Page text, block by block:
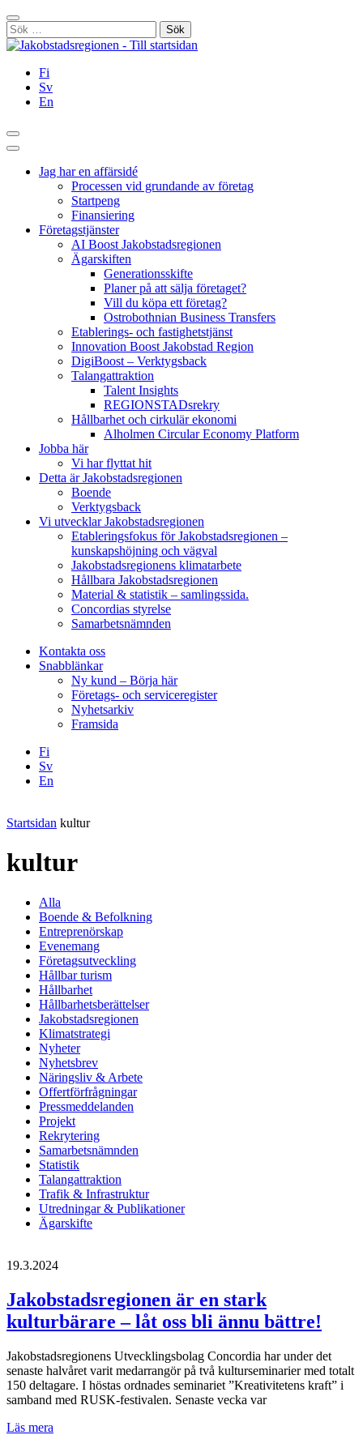
Hoppa
till
innehållet
Stäng
Sök
efter:
Fi
Sv
En
Sök
Huvudmeny
Jag har en affärsidé
Processen vid grundande av företag
Startpeng
Finansiering
Företagstjänster
AI Boost Jakobstadsregionen
Ägarskiften
Generationsskifte
Planer på att sälja företaget?
Vill du köpa ett företag?
Ostrobothnian Business Transfers
Etablerings- och fastighetstjänst
Innovation Boost Jakobstad Region
DigiBoost – Verktygsback
Talangattraktion
Talent Insights
REGIONSTADsrekry
Hållbarhet och cirkulär ekonomi
Alholmen Circular Economy Platform
Jobba här
Vi har flyttat hit
Detta är Jakobstadsregionen
Boende
Verktygsback
Vi utvecklar Jakobstadsregionen
Etableringsfokus för Jakobstadsregionen –
kunskapshöjning och vägval
Jakobstadsregionens klimatarbete
Hållbara Jakobstadsregionen
Material & statistik – samlingssida.
Concordias styrelse
Samarbetsnämnden
Kontakta oss
Snabblänkar
Ny kund – Börja här
Företags- och serviceregister
Nyhetsarkiv
Framsida
Fi
Sv
En
Startsidan kultur
kultur
Alla
Boende & Befolkning
Entreprenörskap
Evenemang
Företagsutveckling
Hållbar turism
Hållbarhet
Hållbarhetsberättelser
Jakobstadsregionen
Klimatstrategi
Nyheter
Nyhetsbrev
Näringsliv & Arbete
Offertförfrågningar
Pressmeddelanden
Projekt
Rekrytering
Samarbetsnämnden
Statistik
Talangattraktion
Trafik & Infrastruktur
Utredningar & Publikationer
Ägarskifte
19.3.2024
Jakobstadsregionen är en stark
kulturbärare – låt oss bli ännu bättre!
Jakobstadsregionens Utvecklingsbolag Concordia har under det
senaste halvåret varit medarrangör på två kulturseminarier med totalt
150 deltagare. I höstas ordnades seminariet ”Kreativitetens kraft” i
samband med RUSK-festivalen. Senaste vecka var
Läs mera